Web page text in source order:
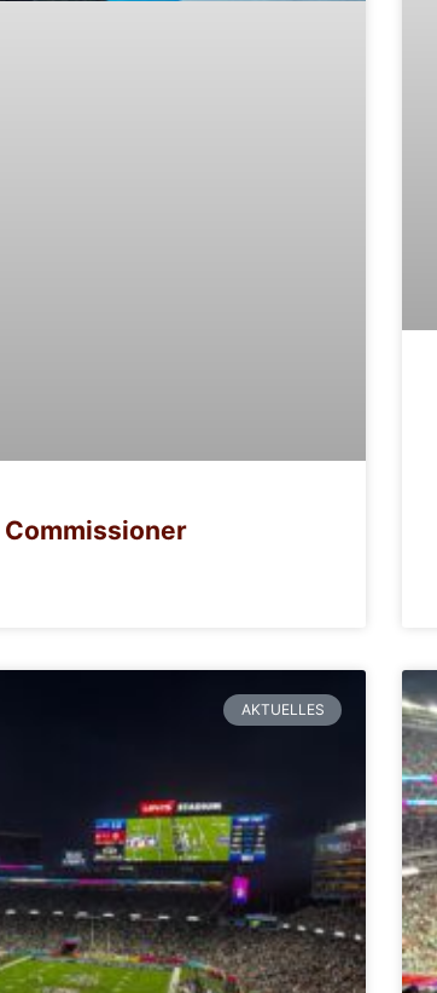
Commissioner
AKTUELLES